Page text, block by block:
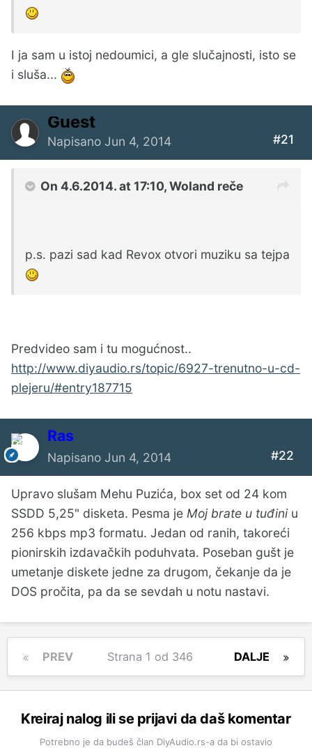
I ja sam u istoj nedoumici, a gle slučajnosti, isto se
i sluša...
Guest
Napisano Jun 4, 2014 #21
On 4.6.2014. at 17:10, Woland reče
p.s. pazi sad kad Revox otvori muziku sa tejpa
Predvideo sam i tu mogućnost..
http://www.diyaudio.rs/topic/6927-trenutno-u-cd-
plejeru/#entry187715
Ras
Napisano Jun 4, 2014 #22
Upravo slušam Mehu Puzića, box set od 24 kom
SSDD 5,25" disketa. Pesma je Moj brate u tuđiniu
256 kbps mp3 formatu. Jedan od ranih, takoreći
pionirskih izdavačkih poduhvata. Poseban gušt je
umetanje diskete jedne za drugom, čekanje da je
DOS pročita, pa da se sevdah u notu nastavi.
PREV DALJE
Strana 1 od 346
Kreiraj nalog ili se prijavi da daš komentar
Potrebno je da budeš član DiyAudio.rs-a da bi ostavio